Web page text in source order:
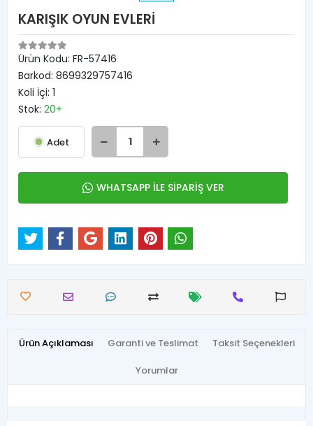
KARIŞIK OYUN EVLERİ
Ürün Kodu: FR-57416
Barkod: 8699329757416
Koli İçi: 1
Stok: 20+
Adet
WHATSAPP İLE SİPARİŞ VER
Ürün Açıklaması Garanti ve Teslimat Taksit Seçenekleri
Yorumlar